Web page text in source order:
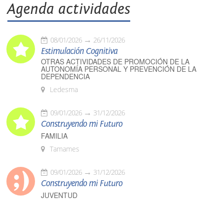
Agenda actividades
08/01/2026 26/11/2026
Estimulación Cognitiva
OTRAS ACTIVIDADES DE PROMOCIÓN DE LA
AUTONOMÍA PERSONAL Y PREVENCIÓN DE LA
DEPENDENCIA
Ledesma
09/01/2026 31/12/2026
Construyendo mi Futuro
FAMILIA
Tamames
09/01/2026 31/12/2026
Construyendo mi Futuro
JUVENTUD